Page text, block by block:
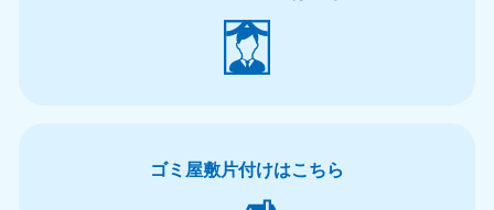
ゴミ屋敷片付けはこちら